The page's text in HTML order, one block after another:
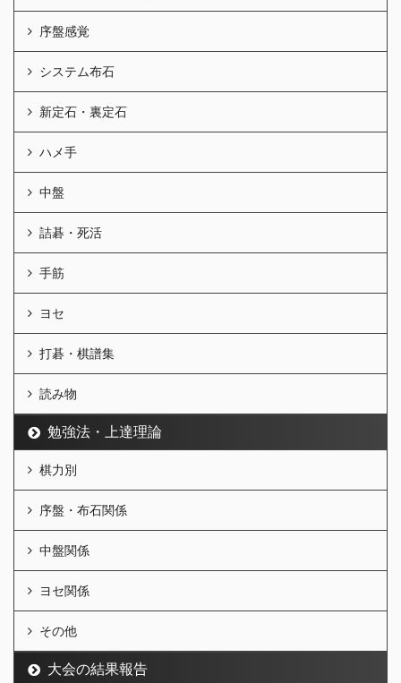
序盤感覚
システム布石
新定石・裏定石
ハメ手
中盤
詰碁・死活
手筋
ヨセ
打碁・棋譜集
読み物
勉強法・上達理論
棋力別
序盤・布石関係
中盤関係
ヨセ関係
その他
大会の結果報告